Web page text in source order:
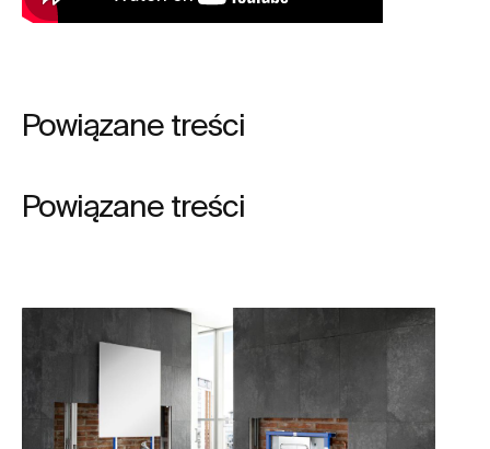
Powiązane treści
Powiązane treści